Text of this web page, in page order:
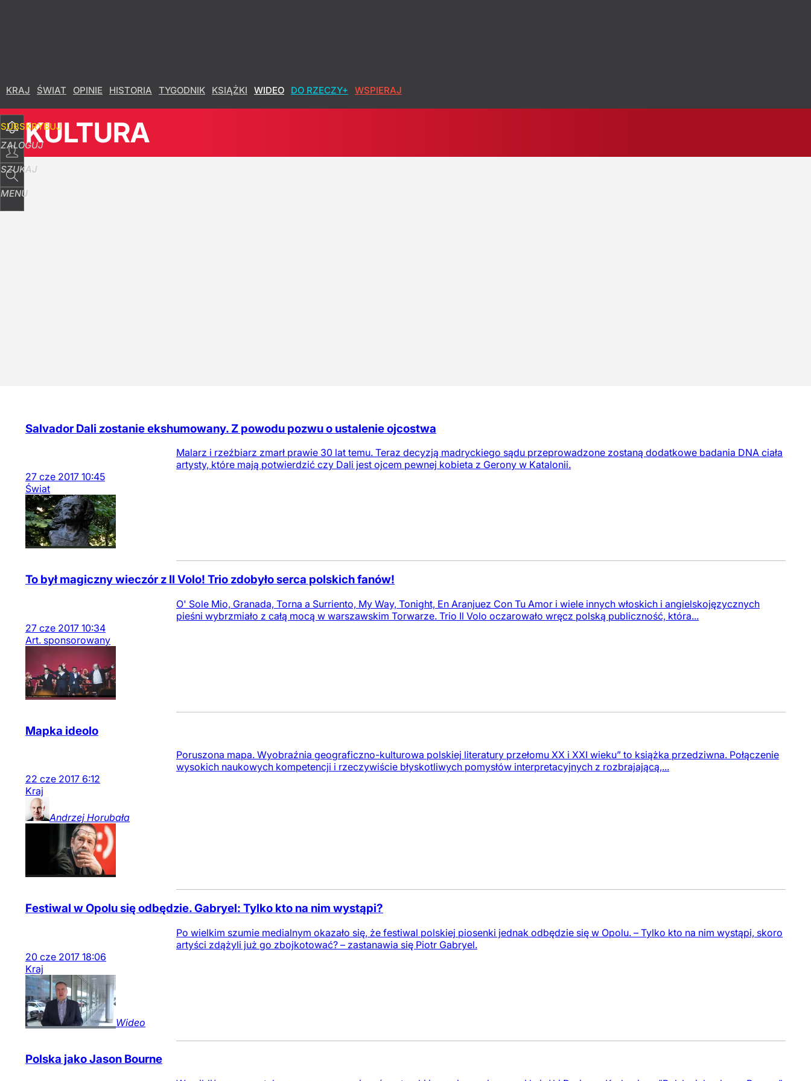
KRAJ ŚWIAT OPINIE HISTORIA TYGODNIK KSIĄŻKI WIDEO DO RZECZY+ WSPIERAJ
SUBSKRYBUJ
ZALOGUJ
SZUKAJ
MENU
KULTURA
Salvador Dali zostanie ekshumowany. Z powodu pozwu o ustalenie ojcostwa
Malarz i rzeźbiarz zmarł prawie 30 lat temu. Teraz decyzją madryckiego sądu przeprowadzone zostaną dodatkowe badania DNA ciała
artysty, które mają potwierdzić czy Dali jest ojcem pewnej kobieta z Gerony w Katalonii.
27 cze 2017 10:45
Świat
To był magiczny wieczór z Il Volo! Trio zdobyło serca polskich fanów!
O' Sole Mio, Granada, Torna a Surriento, My Way, Tonight, En Aranjuez Con Tu Amor i wiele innych włoskich i angielskojęzycznych
pieśni wybrzmiało z całą mocą w warszawskim Torwarze. Trio Il Volo oczarowało wręcz polską publiczność, która...
27 cze 2017 10:34
Art. sponsorowany
Mapka ideolo
Poruszona mapa. Wyobraźnia geograficzno-kulturowa polskiej literatury przełomu XX i XXI wieku” to książka przedziwna. Połączenie
wysokich naukowych kompetencji i rzeczywiście błyskotliwych pomysłów interpretacyjnych z rozbrajającą,...
22 cze 2017 6:12
Kraj
Andrzej Horubała
Festiwal w Opolu się odbędzie. Gabryel: Tylko kto na nim wystąpi?
Po wielkim szumie medialnym okazało się, że festiwal polskiej piosenki jednak odbędzie się w Opolu. – Tylko kto na nim wystąpi, skoro
artyści zdążyli już go zbojkotować? – zastanawia się Piotr Gabryel.
20 cze 2017 18:06
Kraj
Wideo
Polska jako Jason Bourne